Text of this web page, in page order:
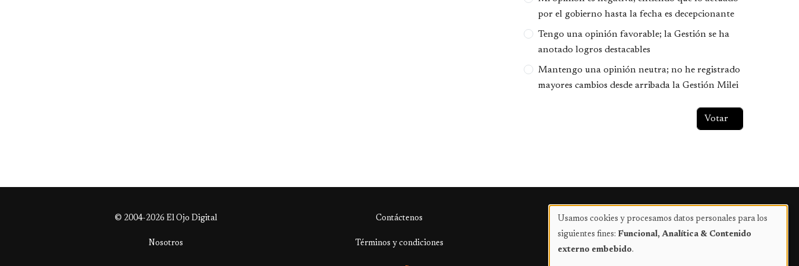
por el gobierno hasta la fecha es decepcionante
Tengo una opinión favorable; la Gestión se ha
anotado logros destacables
Mantengo una opinión neutra; no he registrado
mayores cambios desde arribada la Gestión Milei
© 2004-2026 El Ojo Digital Contáctenos Publicidad
Nosotros Términos y condiciones
Uso
de
Usamos cookies y procesamos datos personales para los
siguientes fines: Funcional, Analítica & Contenido
externo embebido.